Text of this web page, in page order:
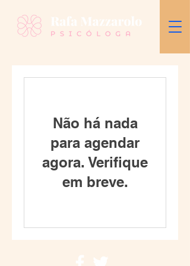
Não há nada
para agendar
agora. Verifique
em breve.